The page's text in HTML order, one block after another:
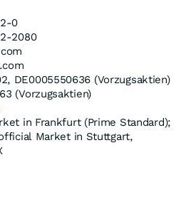
0
2080
DE0005550636 (Vorzugsaktien)
(Vorzugsaktien)
in Frankfurt (Prime Standard);
Market in Stuttgart,